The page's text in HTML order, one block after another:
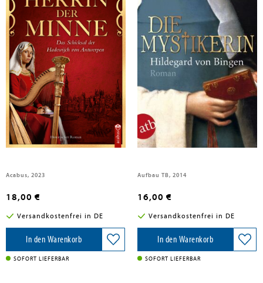
Zech, Andrea
Die Herrin der Minne
Acabus, 2023
18,00 €
Versandkostenfrei in DE
In den Warenkorb
SOFORT LIEFERBAR
Göbel, Gabriele
Die Mystikerin - Hildegard von
Bingen
Aufbau TB, 2014
16,00 €
Versandkostenfrei in DE
In den Warenkorb
SOFORT LIEFERBAR